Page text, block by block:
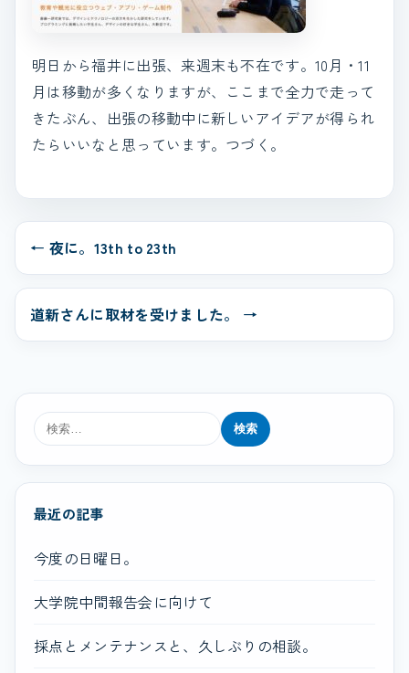
明日から福井に出張、来週末も不在です。10月・11
月は移動が多くなりますが、ここまで全力で走って
きたぶん、出張の移動中に新しいアイデアが得られ
たらいいなと思っています。つづく。
← 夜に。13th to 23th
道新さんに取材を受けました。 →
検
索:
最近の記事
今度の日曜日。
大学院中間報告会に向けて
採点とメンテナンスと、久しぶりの相談。